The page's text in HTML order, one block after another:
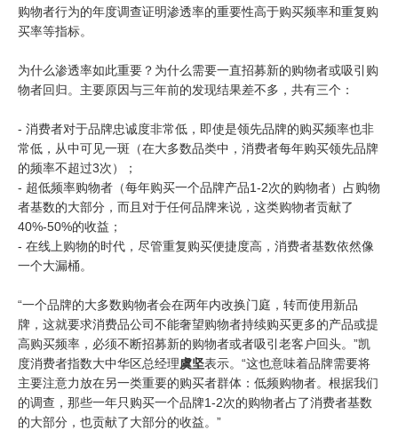
购物者行为的年度调查证明渗透率的重要性高于购买频率和重复购
买率等指标。
为什么渗透率如此重要？为什么需要一直招募新的购物者或吸引购
物者回归。主要原因与三年前的发现结果差不多，共有三个：
- 消费者对于品牌忠诚度非常低，即使是领先品牌的购买频率也非
常低，从中可见一斑（在大多数品类中，消费者每年购买领先品牌
的频率不超过3次）；
- 超低频率购物者（每年购买一个品牌产品1-2次的购物者）占购物
者基数的大部分，而且对于任何品牌来说，这类购物者贡献了
40%-50%的收益；
- 在线上购物的时代，尽管重复购买便捷度高，消费者基数依然像
一个大漏桶。
“一个品牌的大多数购物者会在两年内改换门庭，转而使用新品
牌，这就要求消费品公司不能奢望购物者持续购买更多的产品或提
高购买频率，必须不断招募新的购物者或者吸引老客户回头。”凯
度消费者指数大中华区总经理虞坚表示。“这也意味着品牌需要将
主要注意力放在另一类重要的购买者群体：低频购物者。根据我们
的调查，那些一年只购买一个品牌1-2次的购物者占了消费者基数
的大部分，也贡献了大部分的收益。”